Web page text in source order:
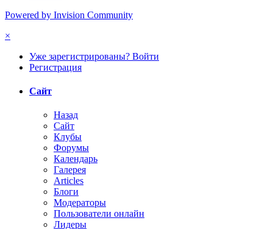
Powered by Invision Community
×
Уже зарегистрированы? Войти
Регистрация
Сайт
Назад
Сайт
Клубы
Форумы
Календарь
Галерея
Articles
Блоги
Модераторы
Пользователи онлайн
Лидеры